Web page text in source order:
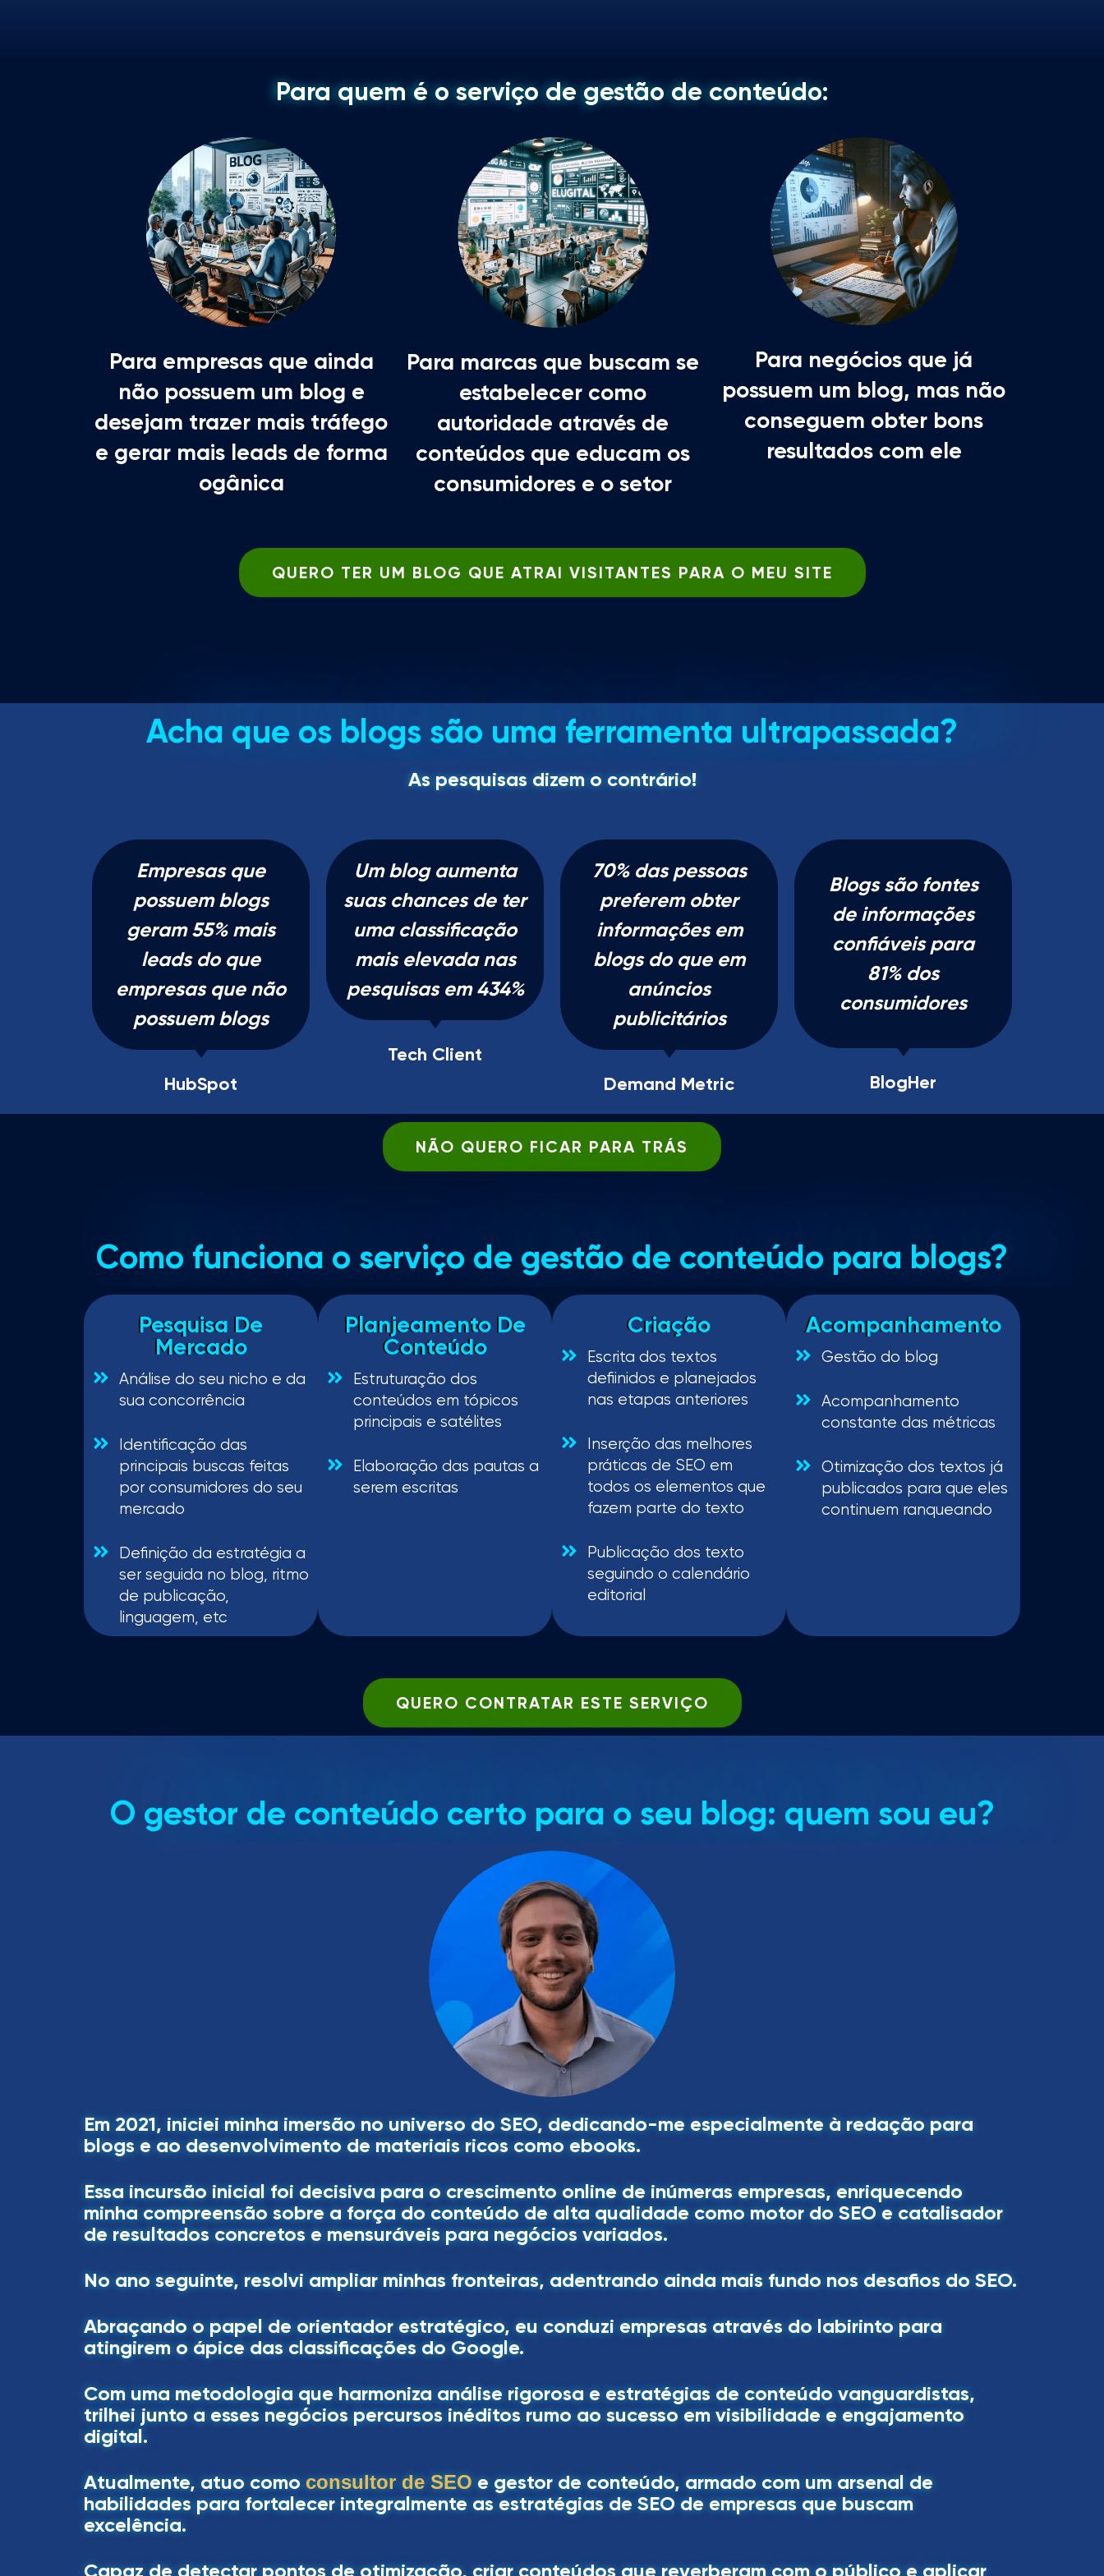
Para quem é o serviço de gestão de conteúdo:
Para empresas que ainda
não possuem um blog e
desejam trazer mais tráfego
e gerar mais leads de forma
ogânica
Para marcas que buscam se
estabelecer como
autoridade através de
conteúdos que educam os
consumidores e o setor
Para negócios que já
possuem um blog, mas não
conseguem obter bons
resultados com ele
QUERO TER UM BLOG QUE ATRAI VISITANTES PARA O MEU SITE
Acha que os blogs são uma ferramenta ultrapassada?
As pesquisas dizem o contrário!
Empresas que
possuem blogs
geram 55% mais
leads do que
empresas que não
possuem blogs
HubSpot
Um blog aumenta
suas chances de ter
uma classificação
mais elevada nas
pesquisas em 434%
Tech Client
70% das pessoas
preferem obter
informações em
blogs do que em
anúncios
publicitários
Demand Metric
Blogs são fontes
de informações
confiáveis para
81% dos
consumidores
BlogHer
NÃO QUERO FICAR PARA TRÁS
Como funciona o serviço de gestão de conteúdo para blogs?
Pesquisa De
Mercado
Análise do seu nicho e da
sua concorrência
Identificação das
principais buscas feitas
por consumidores do seu
mercado
Definição da estratégia a
ser seguida no blog, ritmo
de publicação,
linguagem, etc
Planjeamento De
Conteúdo
Estruturação dos
conteúdos em tópicos
principais e satélites
Elaboração das pautas a
serem escritas
Criação
Escrita dos textos
defiinidos e planejados
nas etapas anteriores
Inserção das melhores
práticas de SEO em
todos os elementos que
fazem parte do texto
Publicação dos texto
seguindo o calendário
editorial
Acompanhamento
Gestão do blog
Acompanhamento
constante das métricas
Otimização dos textos já
publicados para que eles
continuem ranqueando
QUERO CONTRATAR ESTE SERVIÇO
O gestor de conteúdo certo para o seu blog: quem sou eu?
Em 2021, iniciei minha imersão no universo do SEO, dedicando-me especialmente à redação para
blogs e ao desenvolvimento de materiais ricos como ebooks.
Essa incursão inicial foi decisiva para o crescimento online de inúmeras empresas, enriquecendo
minha compreensão sobre a força do conteúdo de alta qualidade como motor do SEO e catalisador
de resultados concretos e mensuráveis para negócios variados.
No ano seguinte, resolvi ampliar minhas fronteiras, adentrando ainda mais fundo nos desafios do SEO.
Abraçando o papel de orientador estratégico, eu conduzi empresas através do labirinto para
atingirem o ápice das classificações do Google.
Com uma metodologia que harmoniza análise rigorosa e estratégias de conteúdo vanguardistas,
trilhei junto a esses negócios percursos inéditos rumo ao sucesso em visibilidade e engajamento
digital.
Atualmente, atuo como consultor de SEO e gestor de conteúdo, armado com um arsenal de
habilidades para fortalecer integralmente as estratégias de SEO de empresas que buscam
excelência.
Capaz de detectar pontos de otimização, criar conteúdos que reverberam com o público e aplicar